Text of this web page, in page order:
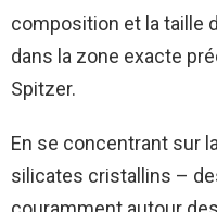
composition et la taille
dans la zone exacte
Spitzer.
En se concentrant sur
silicates cristallins –